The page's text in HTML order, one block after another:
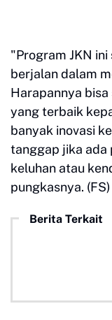
"Program JKN
berjalan dalam
Harapannya
yang terbaik
banyak inovasi
tanggap jika ada
keluhan atau
pungkasnya. (FS)
Berita Terkait